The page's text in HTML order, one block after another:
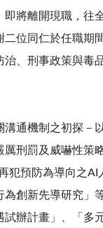
將離開現職，往
位同仁於任職期
、刑事政策與毒
機制之初探－以
刑罰及威嚇性策
犯預防為導向之AI
創新先導研究」
辦計畫」、「多